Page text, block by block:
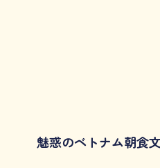
魅惑のベトナム朝食